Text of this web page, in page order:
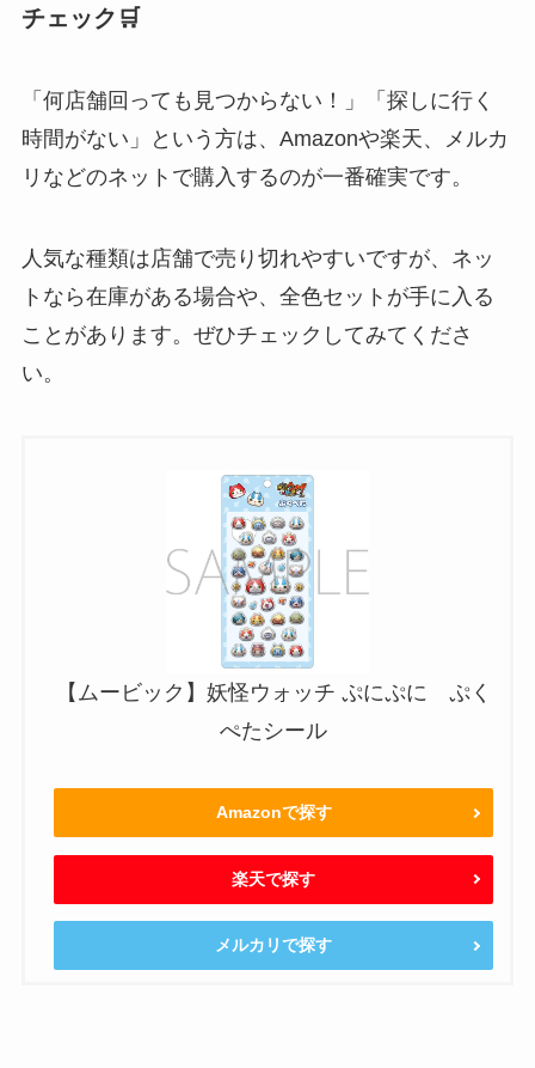
チェック🛒
「何店舗回っても見つからない！」「探しに行く
時間がない」という方は、Amazonや楽天、メルカ
リなどのネットで購入するのが一番確実です。
人気な種類は店舗で売り切れやすいですが、ネッ
トなら在庫がある場合や、全色セットが手に入る
ことがあります。ぜひチェックしてみてくださ
い。
【ムービック】妖怪ウォッチ ぷにぷに ぷく
ぺたシール
Amazonで探す
楽天で探す
メルカリで探す